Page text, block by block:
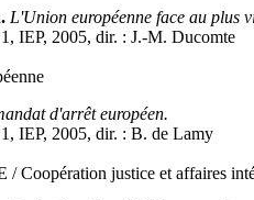
L'Union européenne face au plus
IEP, 2005, dir. : J.-M. Ducomte
d'arrêt européen.
IEP, 2005, dir. : B. de Lamy
/ Coopération justice et affaires